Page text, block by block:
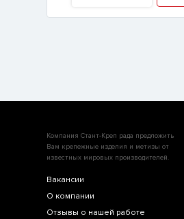
Компания Стант-Креп рада предложить
Вам крепежные изделия и метизы от
известных мировых производителей.
Вакансии
О компании
Отзывы о нашей работе